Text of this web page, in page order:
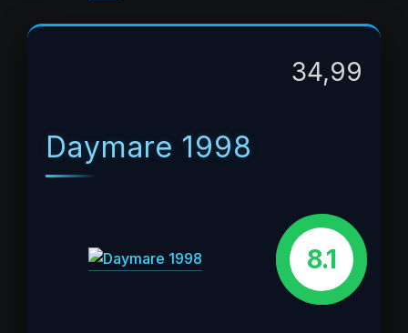
Daymare 1998
34,99
8.1